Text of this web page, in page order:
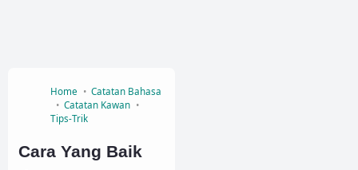
Home
Catatan Bahasa
Catatan Kawan
Tips-Trik
Cara Yang Baik